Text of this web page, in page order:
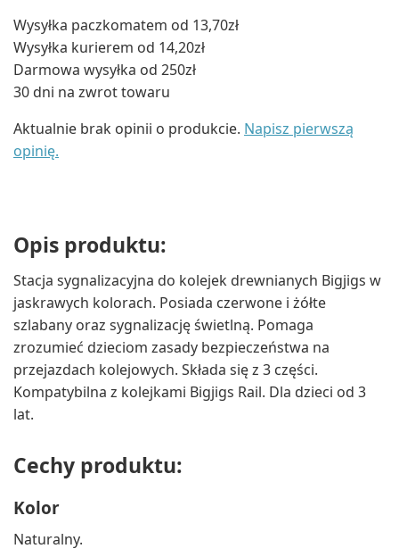
Wysyłka paczkomatem od 13,70zł
Wysyłka kurierem od 14,20zł
Darmowa wysyłka od 250zł
30 dni na zwrot towaru
Aktualnie brak opinii o produkcie. Napisz pierwszą
opinię.
Opis produktu:
Stacja sygnalizacyjna do kolejek drewnianych Bigjigs w
jaskrawych kolorach. Posiada czerwone i żółte
szlabany oraz sygnalizację świetlną. Pomaga
zrozumieć dzieciom zasady bezpieczeństwa na
przejazdach kolejowych. Składa się z 3 części.
Kompatybilna z kolejkami Bigjigs Rail. Dla dzieci od 3
lat.
Cechy produktu:
Kolor
Naturalny.